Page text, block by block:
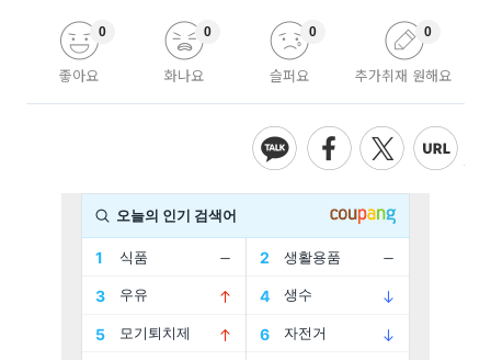
좋아요
0
화나요
0
슬퍼요
0
추가취재 원해요
0